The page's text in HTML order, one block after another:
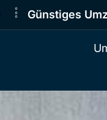
Günstiges